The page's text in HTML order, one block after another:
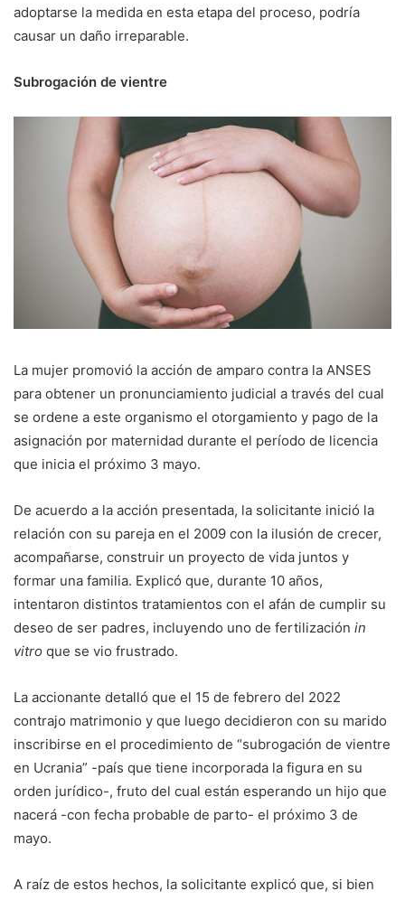
adoptarse la medida en esta etapa del proceso, podría
causar un daño irreparable.
Subrogación de vientre
La mujer promovió la acción de amparo contra la ANSES
para obtener un pronunciamiento judicial a través del cual
se ordene a este organismo el otorgamiento y pago de la
asignación por maternidad durante el período de licencia
que inicia el próximo 3 mayo.
De acuerdo a la acción presentada, la solicitante inició la
relación con su pareja en el 2009 con la ilusión de crecer,
acompañarse, construir un proyecto de vida juntos y
formar una familia. Explicó que, durante 10 años,
intentaron distintos tratamientos con el afán de cumplir su
deseo de ser padres, incluyendo uno de fertilización in
vitro que se vio frustrado.
La accionante detalló que el 15 de febrero del 2022
contrajo matrimonio y que luego decidieron con su marido
inscribirse en el procedimiento de “subrogación de vientre
en Ucrania” -país que tiene incorporada la figura en su
orden jurídico-, fruto del cual están esperando un hijo que
nacerá -con fecha probable de parto- el próximo 3 de
mayo.
A raíz de estos hechos, la solicitante explicó que, si bien